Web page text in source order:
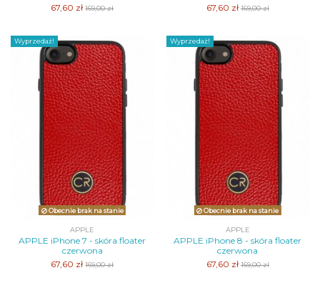
67,60 zł169,00 zł
67,60 zł169,00 zł
Wyprzedaż!
Obecnie brak na stanie
APPLE
APPLE iPhone 7 - skóra floater
czerwona
67,60 zł169,00 zł
Wyprzedaż!
Obecnie brak na stanie
APPLE
APPLE iPhone 8 - skóra floater
czerwona
67,60 zł169,00 zł